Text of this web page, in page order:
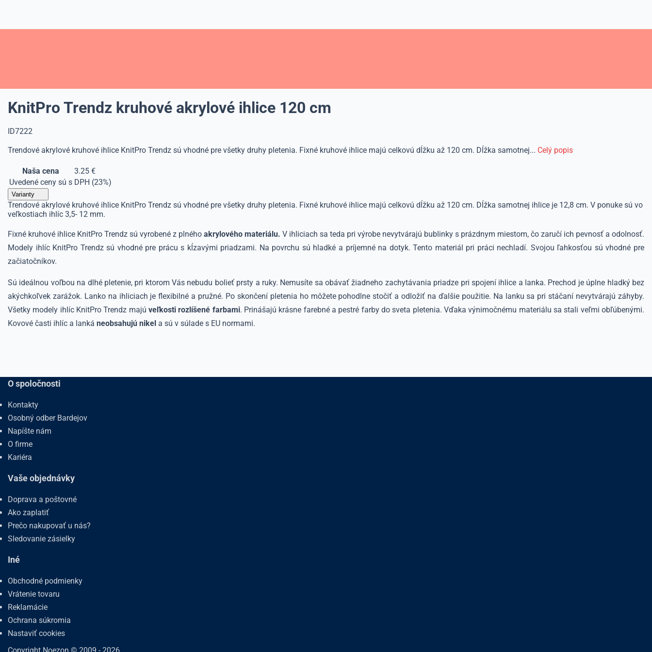
KnitPro Trendz kruhové akrylové ihlice 120 cm
ID7222
Trendové akrylové kruhové ihlice KnitPro Trendz sú vhodné pre všetky druhy pletenia. Fixné kruhové ihlice majú celkovú dĺžku až 120 cm. Dĺžka samotnej... Celý popis
Naša cena
3.25 €
Uvedené ceny sú s DPH (23%)
Varianty
Trendové akrylové kruhové ihlice KnitPro Trendz sú vhodné pre všetky druhy pletenia. Fixné kruhové ihlice majú celkovú dĺžku až 120 cm. Dĺžka samotnej ihlice je 12,8 cm. V ponuke sú vo
veľkostiach ihlíc 3,5- 12 mm.
Fixné kruhové ihlice KnitPro Trendz sú vyrobené z plného akrylového materiálu. V ihliciach sa teda pri výrobe nevytvárajú bublinky s prázdnym miestom, čo zaručí ich pevnosť a odolnosť.
Modely ihlíc KnitPro Trendz sú vhodné pre prácu s kĺzavými priadzami. Na povrchu sú hladké a príjemné na dotyk. Tento materiál pri práci nechladí. Svojou ľahkosťou sú vhodné pre
začiatočníkov.
Sú ideálnou voľbou na dlhé pletenie, pri ktorom Vás nebudu bolieť prsty a ruky. Nemusíte sa obávať žiadneho zachytávania priadze pri spojení ihlice a lanka. Prechod je úplne hladký bez
akýchkoľvek zarážok. Lanko na ihliciach je flexibilné a pružné. Po skončení pletenia ho môžete pohodlne stočiť a odložiť na ďalšie použitie. Na lanku sa pri stáčaní nevytvárajú záhyby.
Všetky modely ihlíc KnitPro Trendz majú veľkosti rozlíšené farbami. Prinášajú krásne farebné a pestré farby do sveta pletenia. Vďaka výnimočnému materiálu sa stali veľmi obľúbenými.
Kovové časti ihlíc a lanká neobsahujú nikel a sú v súlade s EU normami.
O spoločnosti
Kontakty
Osobný odber Bardejov
Napíšte nám
O firme
Kariéra
Vaše objednávky
Doprava a poštovné
Ako zaplatiť
Prečo nakupovať u nás?
Sledovanie zásielky
Iné
Obchodné podmienky
Vrátenie tovaru
Reklamácie
Ochrana súkromia
Nastaviť cookies